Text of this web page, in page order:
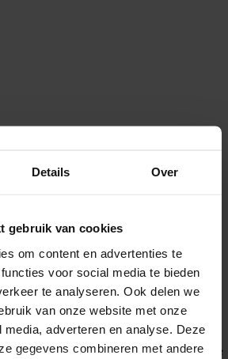
Details Over
gebruik van cookies
om content en advertenties te
voor social media te bieden
te analyseren. Ook delen we
van onze website met onze
adverteren en analyse. Deze
gegevens combineren met andere
side exception has occurred while
(see the browser console for more